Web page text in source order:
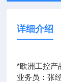
详细介绍
*欧洲工控产
业务员：张